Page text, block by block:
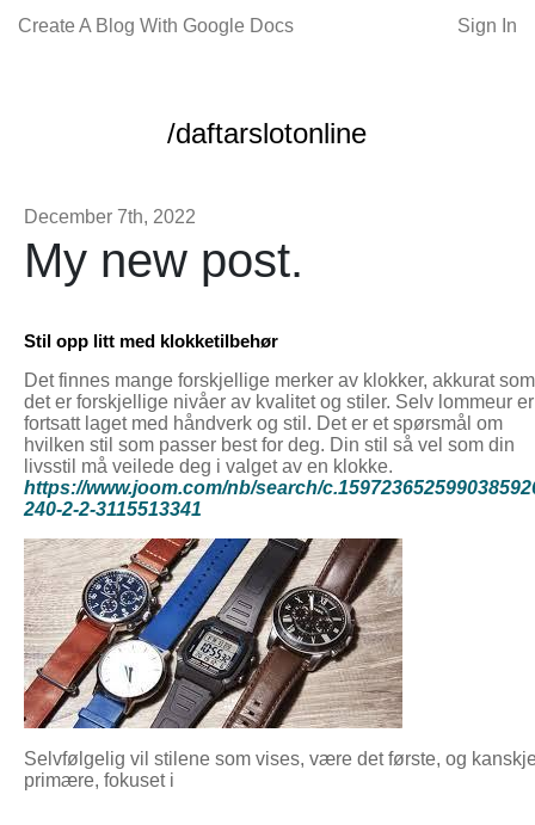
Create A Blog With Google Docs Sign In
/daftarslotonline
December 7th, 2022
My new post.
Stil opp litt med klokketilbehør
Det finnes mange forskjellige merker av klokker, akkurat som
det er forskjellige nivåer av kvalitet og stiler. Selv lommeur er
fortsatt laget med håndverk og stil. Det er et spørsmål om
hvilken stil som passer best for deg. Din stil så vel som din
livsstil må veilede deg i valget av en klokke.
https://www.joom.com/nb/search/
240-2-2-3115513341
Selvfølgelig vil stilene som vises, være det første, og
primære, fokuset i